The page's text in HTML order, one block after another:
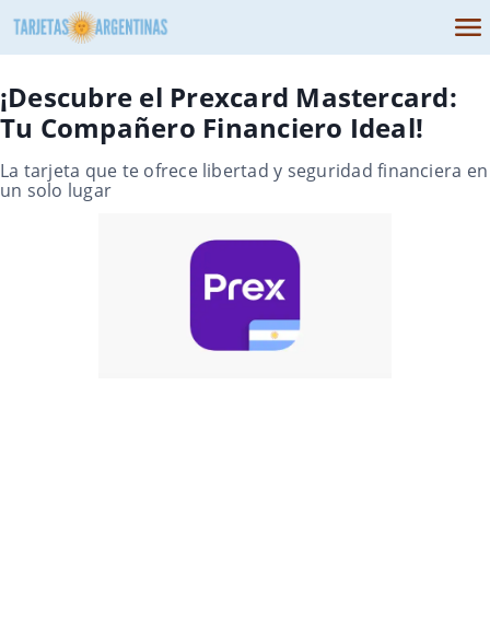
¡Descubre el Prexcard Mastercard:
Tu Compañero Financiero Ideal!
La tarjeta que te ofrece libertad y seguridad financiera en
un solo lugar